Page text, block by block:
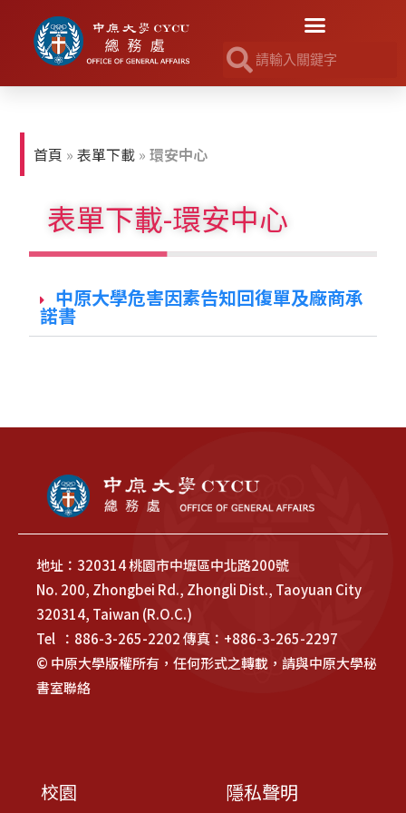
首頁 »表單下載 »環安中心
表單下載-環安中心
中原大學危害因素告知回復單及廠商承
諾書
地址：320314 桃園市中壢區中北路200號
No. 200, Zhongbei Rd., Zhongli Dist., Taoyuan City
320314, Taiwan (R.O.C.)
Tel ：886-3-265-2202 傳真：+886-3-265-2297
© 中原大學版權所有，任何形式之轉載，請與中原大學秘
書室聯絡
校園 隱私聲明